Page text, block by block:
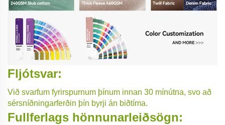
Fljótsvar:
Við svarfum fyrirspurnum þínum innan 30 mínútna, svo að
sérsníðningarferðin þín byrji án biðtíma.
Fullferlags hönnunarleiðsögn: